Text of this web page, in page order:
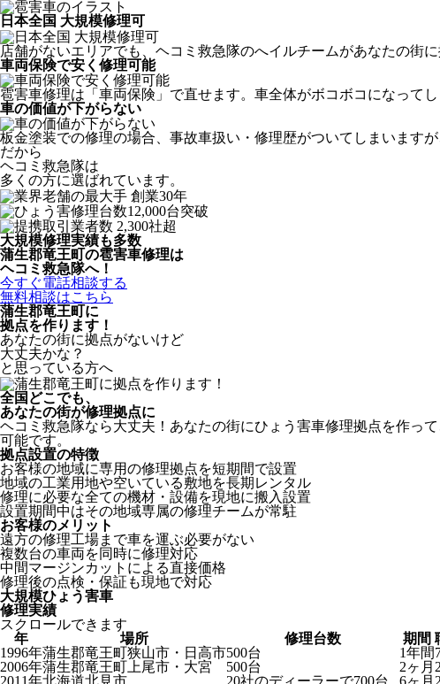
日本全国 大規模修理可
店舗がないエリアでも、ヘコミ救急隊のへイルチームがあなたの街
車両保険で安く修理可能
雹害車修理は「車両保険」で直せます。車全体がボコボコになって
車の価値が下がらない
板金塗装での修理の場合、事故車扱い・修理歴がついてしまいます
だから
ヘコミ救急隊は
多くの方に選ばれています。
大規模修理実績も多数
蒲生郡竜王町の雹害車修理は
ヘコミ救急隊へ！
今すぐ電話相談する
無料相談はこちら
蒲生郡竜王町に
拠点を作ります！
あなたの街に拠点がないけど
大丈夫かな？
と思っている方へ
全国どこでも、
あなたの街が修理拠点に
ヘコミ救急隊なら大丈夫！あなたの街にひょう害車修理拠点を作っ
可能です。
拠点設置の特徴
お客様の地域に専用の修理拠点を短期間で設置
地域の工業用地や空いている敷地を長期レンタル
修理に必要な全ての機材・設備を現地に搬入設置
設置期間中はその地域専属の修理チームが常駐
お客様のメリット
遠方の修理工場まで車を運ぶ必要がない
複数台の車両を同時に修理対応
中間マージンカットによる直接価格
修理後の点検・保証も現地で対応
大規模ひょう害車
修理実績
スクロールできます
年
場所 修理台数 期間
1996年蒲生郡竜王町狭山市・日高市500台 1年間
2006年蒲生郡竜王町上尾市・大宮 500台 2ヶ月
2011年北海道北見市 20社のディーラーで700台 6ヶ月